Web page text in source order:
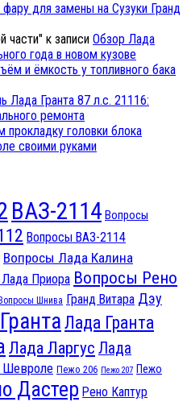
для замены на Сузуки Гранд
части" к записи Обзор Лада
года в новом кузове
и ёмкость у топливного бака
Лада Гранта 87 л.с. 21116:
ремонта
прокладку головки блока
своими руками
ВАЗ-2114 Вопросы
Вопросы ВАЗ-2114
Вопросы Лада Калина
Приора Вопросы Рено
Вопросы Шнива Гранд Витара Дэу
Лада Гранта
Лада Ларгус Лада
Шевроле Пежо 206 Пежо 207 Пежо
Дастер Рено Каптур